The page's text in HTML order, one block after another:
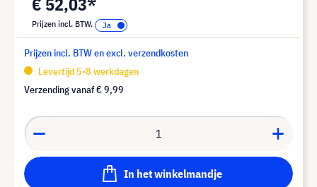
Prijzen incl. BTW.
Prijzen incl. BTW en excl. verzendkosten
Levertijd 5-8 werkdagen
Verzending vanaf€ 9,99
In het winkelmandje